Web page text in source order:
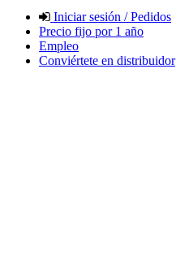
Iniciar sesión / Pedidos
Precio fijo por 1 año
Empleo
Conviértete en distribuidor